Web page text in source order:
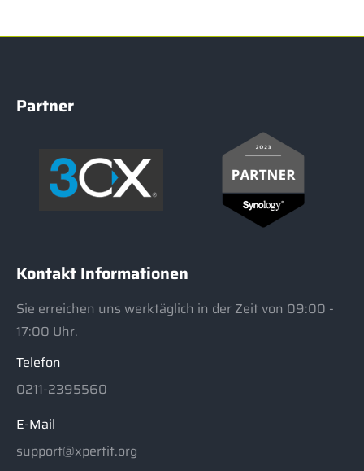
Partner
Kontakt Informationen
Sie erreichen uns werktäglich in der Zeit von 09:00 -
17:00 Uhr.
Telefon
0211-2395560
E-Mail
support@xpertit.org